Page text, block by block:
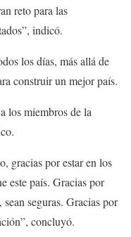
reto para las
indicó.
los días, más allá de
construir un mejor país.
los miembros de la
gracias por estar en los
este país. Gracias por
sean seguras. Gracias por
concluyó.